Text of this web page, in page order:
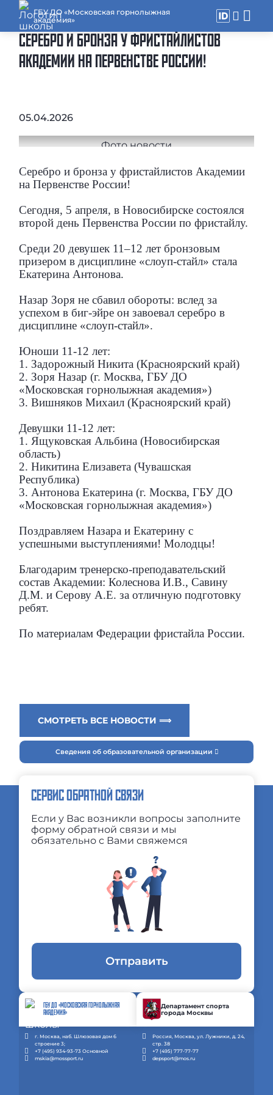
ГБУ ДО «Московская горнолыжная
академия»
СЕРЕБРО И БРОНЗА У ФРИСТАЙЛИСТОВ
АКАДЕМИИ НА ПЕРВЕНСТВЕ РОССИИ!
05.04.2026
Серебро и бронза у фристайлистов Академии
на Первенстве России!
Сегодня, 5 апреля, в Новосибирске состоялся
второй день Первенства России по фристайлу.
Среди 20 девушек 11–12 лет бронзовым
призером в дисциплине «слоуп-стайл» стала
Екатерина Антонова.
Назар Зоря не сбавил обороты: вслед за
успехом в биг-эйре он завоевал серебро в
дисциплине «слоуп-стайл».
Юноши 11-12 лет:
1. Задорожный Никита (Красноярский край)
2. Зоря Назар (г. Москва, ГБУ ДО
«Московская горнолыжная академия»)
3. Вишняков Михаил (Красноярский край)
Девушки 11-12 лет:
1. Ящуковская Альбина (Новосибирская
область)
2. Никитина Елизавета (Чувашская
Республика)
3. Антонова Екатерина (г. Москва, ГБУ ДО
«Московская горнолыжная академия»)
Поздравляем Назара и Екатерину с
успешными выступлениями! Молодцы!
Благодарим тренерско-преподавательский
состав Академии: Колеснова И.В., Савину
Д.М. и Серову А.Е. за отличную подготовку
ребят.
По материалам Федерации фристайла России.
СМОТРЕТЬ ВСЕ НОВОСТИ ⟹
Сведения об образовательной организации
СЕРВИС ОБРАТНОЙ СВЯЗИ
Если у Вас возникли вопросы заполните
форму обратной связи и мы
обязательно с Вами свяжемся
Отправить
ГБУ ДО «МОСКОВСКАЯ ГОРНОЛЫЖНАЯ
АКАДЕМИЯ»
г. Москва, наб. Шлюзовая дом 6
строение 3;
+7 (495) 934-93-73 Основной
mskia@mossport.ru
Департамент спорта
города Москвы
Россия, Москва, ул. Лужники, д. 24,
стр. 38
+7 (495) 777-77-77
depsport@mos.ru